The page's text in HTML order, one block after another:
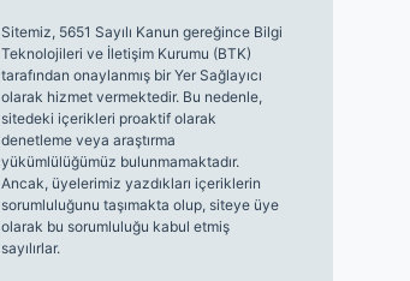
Sitemiz, 5651 Sayılı Kanun gereğince Bilgi
Teknolojileri ve İletişim Kurumu (BTK)
tarafından onaylanmış bir Yer Sağlayıcı
olarak hizmet vermektedir. Bu nedenle,
sitedeki içerikleri proaktif olarak
denetleme veya araştırma
yükümlülüğümüz bulunmamaktadır.
Ancak, üyelerimiz yazdıkları içeriklerin
sorumluluğunu taşımakta olup, siteye üye
olarak bu sorumluluğu kabul etmiş
sayılırlar.